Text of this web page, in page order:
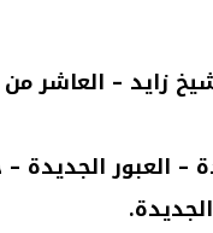
6 أكتوبر – الشيخ زايد –
العبور الجديدة –